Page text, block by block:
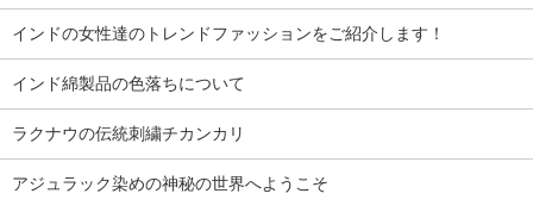
インドの女性達のトレンドファッションをご紹介します！
インド綿製品の色落ちについて
ラクナウの伝統刺繍チカンカリ
アジュラック染めの神秘の世界へようこそ